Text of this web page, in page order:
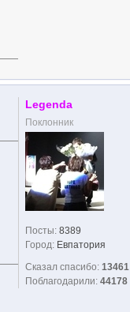
Legenda
Поклонник
Посты: 8389
Город: Евпатория
Сказал спасибо: 13461
Поблагодарили: 44178